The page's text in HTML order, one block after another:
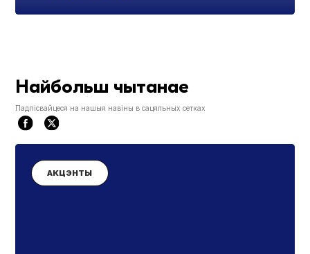
Найбольш чытанае
Падпісвайцеся на нашыя навіны в сацяльных сетках
АКЦЭНТЫ